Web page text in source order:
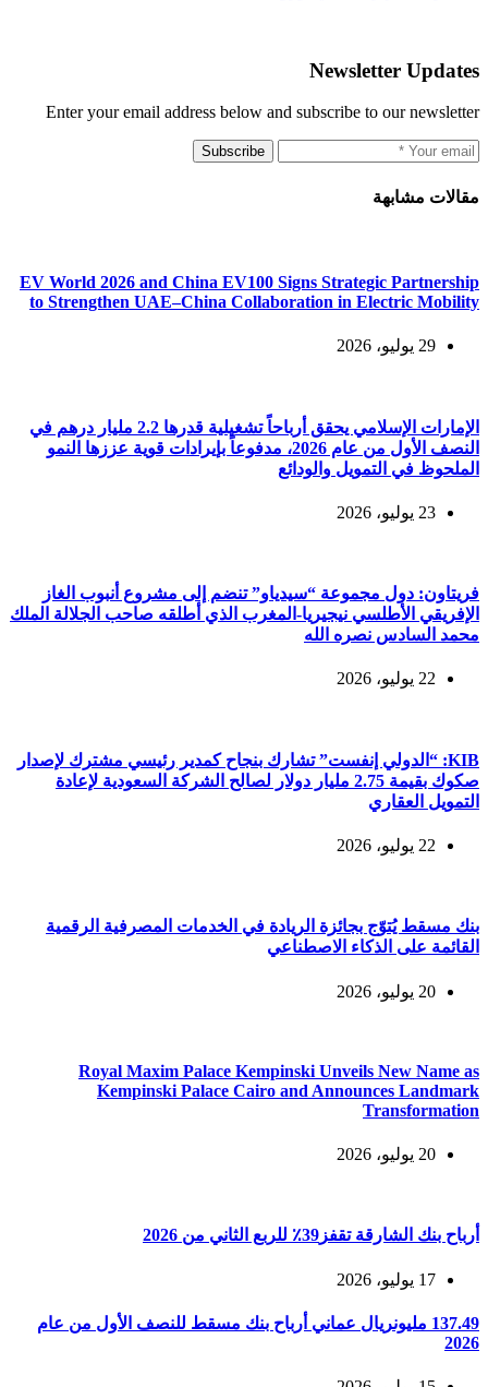
Newsletter Updates
Enter your email address below and subscribe to our newsletter
Subscribe
مقالات مشابهة
EV World 2026 and China EV100 Signs Strategic Partnership
to Strengthen UAE–China Collaboration in Electric Mobility
29 يوليو، 2026
الإمارات الإسلامي يحقق أرباحاً تشغيلية قدرها 2.2 مليار درهم في
النصف الأول من عام 2026، مدفوعاً بإيرادات قوية عززها النمو
الملحوظ في التمويل والودائع
23 يوليو، 2026
فريتاون: دول مجموعة “سيدياو” تنضم إلى مشروع أنبوب الغاز
الإفريقي الأطلسي نيجيريا-المغرب الذي أطلقه صاحب الجلالة الملك
محمد السادس نصره الله
22 يوليو، 2026
KIB: “الدولي إنفست” تشارك بنجاح كمدير رئيسي مشترك لإصدار
صكوك بقيمة 2.75 مليار دولار لصالح الشركة السعودية لإعادة
التمويل العقاري
22 يوليو، 2026
بنك مسقط يُتوّج بجائزة الريادة في الخدمات المصرفية الرقمية
القائمة على الذكاء الاصطناعي
20 يوليو، 2026
Royal Maxim Palace Kempinski Unveils New Name as
Kempinski Palace Cairo and Announces Landmark
Transformation
20 يوليو، 2026
أرباح بنك الشارقة تقفز39٪ للربع الثاني من 2026
17 يوليو، 2026
137.49 مليونريال عماني أرباح بنك مسقط للنصف الأول من عام
2026